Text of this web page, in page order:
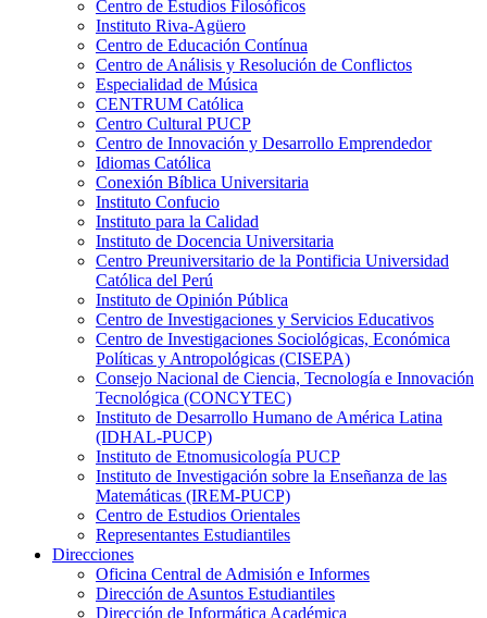
Centro de Estudios Filosóficos
Instituto Riva-Agüero
Centro de Educación Contínua
Centro de Análisis y Resolución de Conflictos
Especialidad de Música
CENTRUM Católica
Centro Cultural PUCP
Centro de Innovación y Desarrollo Emprendedor
Idiomas Católica
Conexión Bíblica Universitaria
Instituto Confucio
Instituto para la Calidad
Instituto de Docencia Universitaria
Centro Preuniversitario de la Pontificia Universidad
Católica del Perú
Instituto de Opinión Pública
Centro de Investigaciones y Servicios Educativos
Centro de Investigaciones Sociológicas, Económica
Políticas y Antropológicas (CISEPA)
Consejo Nacional de Ciencia, Tecnología e Innovación
Tecnológica (CONCYTEC)
Instituto de Desarrollo Humano de América Latina
(IDHAL-PUCP)
Instituto de Etnomusicología PUCP
Instituto de Investigación sobre la Enseñanza de las
Matemáticas (IREM-PUCP)
Centro de Estudios Orientales
Representantes Estudiantiles
Direcciones
Oficina Central de Admisión e Informes
Dirección de Asuntos Estudiantiles
Dirección de Informática Académica